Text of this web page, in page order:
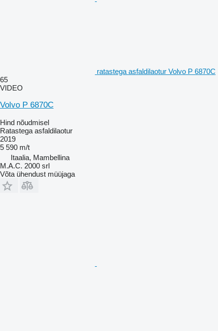
ratastega asfaldilaotur Volvo P 6870C
65
VIDEO
Volvo P 6870C
Hind nõudmisel
Ratastega asfaldilaotur
2019
5 590 m/t
Itaalia, Mambellina
M.A.C. 2000 srl
Võta ühendust müüjaga